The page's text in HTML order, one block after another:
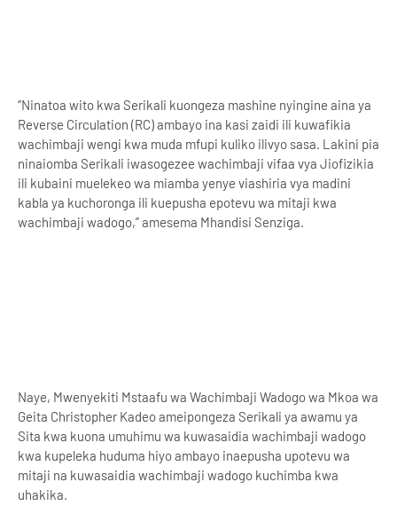
‘’Ninatoa wito kwa Serikali kuongeza mashine nyingine aina ya
Reverse Circulation (RC) ambayo ina kasi zaidi ili kuwafikia
wachimbaji wengi kwa muda mfupi kuliko ilivyo sasa. Lakini pia
ninaiomba Serikali iwasogezee wachimbaji vifaa vya Jiofizikia
ili kubaini muelekeo wa miamba yenye viashiria vya madini
kabla ya kuchoronga ili kuepusha epotevu wa mitaji kwa
wachimbaji wadogo,’’ amesema Mhandisi Senziga.
Naye, Mwenyekiti Mstaafu wa Wachimbaji Wadogo wa Mkoa wa
Geita Christopher Kadeo ameipongeza Serikali ya awamu ya
Sita kwa kuona umuhimu wa kuwasaidia wachimbaji wadogo
kwa kupeleka huduma hiyo ambayo inaepusha upotevu wa
mitaji na kuwasaidia wachimbaji wadogo kuchimba kwa
uhakika.